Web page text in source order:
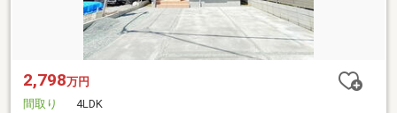
2,798万円
間取り
4LDK